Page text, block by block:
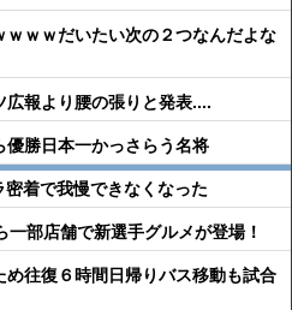
ｗｗだいたい次の２つなんだよな
報より腰の張りと発表....
勝日本一かっさらう名将
着で我慢できなくなった
一部店舗で新選手グルメが登場！
め往復６時間日帰りバス移動も試合